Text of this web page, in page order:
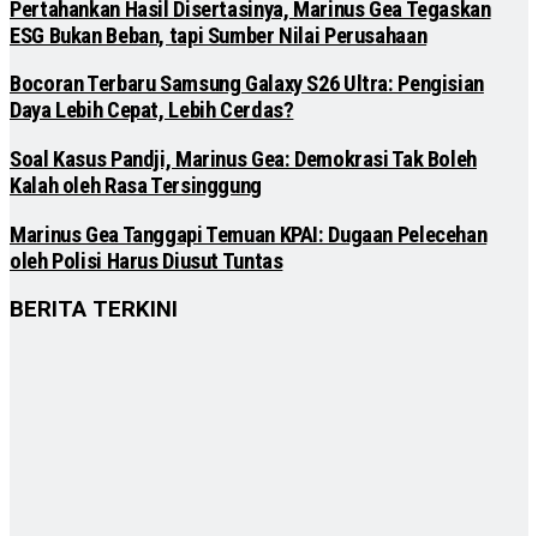
Pertahankan Hasil Disertasinya, Marinus Gea Tegaskan
ESG Bukan Beban, tapi Sumber Nilai Perusahaan
Bocoran Terbaru Samsung Galaxy S26 Ultra: Pengisian
Daya Lebih Cepat, Lebih Cerdas?
Soal Kasus Pandji, Marinus Gea: Demokrasi Tak Boleh
Kalah oleh Rasa Tersinggung
Marinus Gea Tanggapi Temuan KPAI: Dugaan Pelecehan
oleh Polisi Harus Diusut Tuntas
BERITA TERKINI